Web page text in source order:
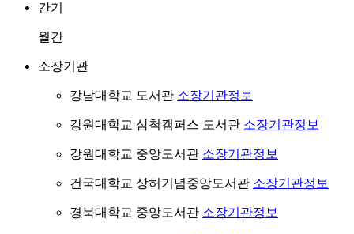
간기
월간
소장기관
강남대학교 도서관 소장기관정보
강원대학교 삼척캠퍼스 도서관 소장기관정보
강원대학교 중앙도서관 소장기관정보
건국대학교 상허기념중앙도서관 소장기관정보
경북대학교 중앙도서관 소장기관정보